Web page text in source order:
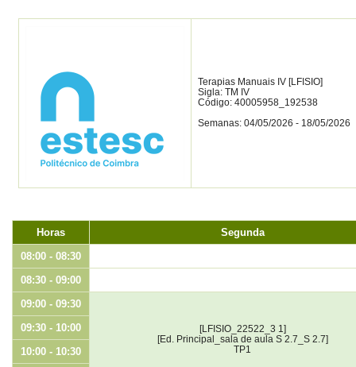
Terapias Manuais IV [LFISIO]
Sigla: TM IV
Código: 40005958_192538
Semanas: 04/05/2026 - 18/05/2026
Horas
Segunda
08:00 - 08:30
08:30 - 09:00
09:00 - 09:30
[LFISIO_22522_3 1]
[Ed. Principal_sala de aula S 2.7_S 2.7]
TP1
09:30 - 10:00
10:00 - 10:30